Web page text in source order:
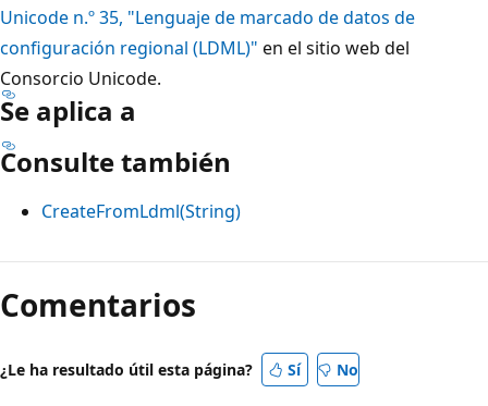
Unicode n.º 35, "Lenguaje de marcado de datos de
configuración regional (LDML)" en el sitio web del
Consorcio Unicode.
Se aplica a
Consulte también
CreateFromLdml(String)
Comentarios
¿Le ha resultado útil esta página? Sí No